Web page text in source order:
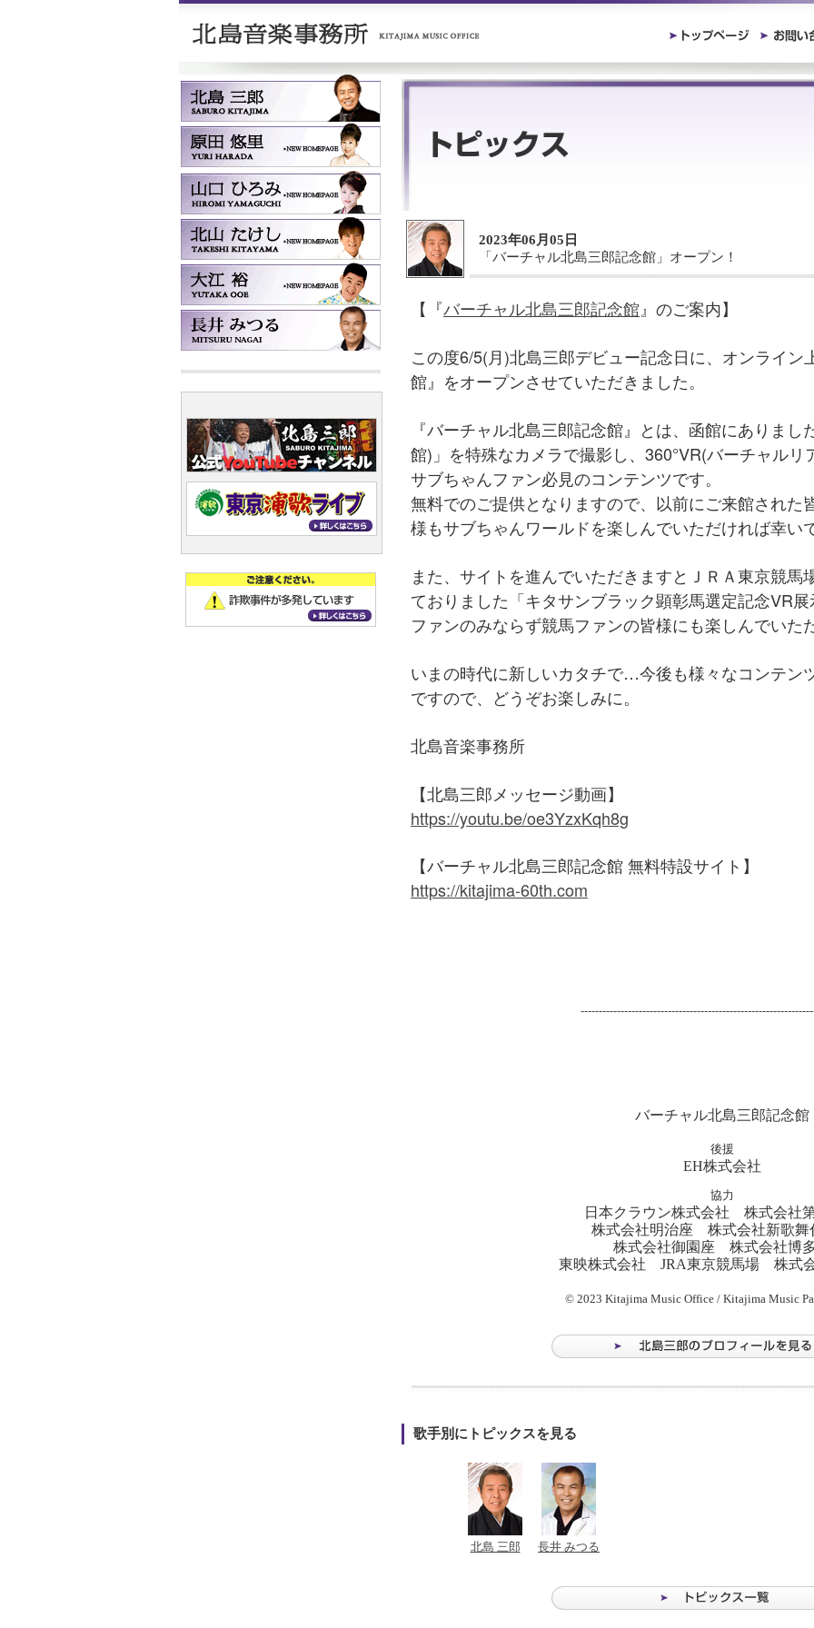
2023年06月05日
「バーチャル北島三郎記念館」オープン！
【『バーチャル北島三郎記念館』のご案内】
この度6/5(月)北島三郎デビュー記念日に、オンライン
館』をオープンさせていただきました。
『バーチャル北島三郎記念館』とは、函館にありま
館)」を特殊なカメラで撮影し、360°VR(バーチャルリ
サブちゃんファン必見のコンテンツです。
無料でのご提供となりますので、以前にご来館された
様もサブちゃんワールドを楽しんでいただければ幸いで
また、サイトを進んでいただきますとＪＲＡ東京競馬
ておりました「キタサンブラック顕彰馬選定記念VR
ファンのみならず競馬ファンの皆様にも楽しんでいた
いまの時代に新しいカタチで…今後も様々なコンテン
ですので、どうぞお楽しみに。
北島音楽事務所
【北島三郎メッセージ動画】
https://youtu.be/oe3YzxKqh8g
【バーチャル北島三郎記念館 無料特設サイト】
https://kitajima-60th.com
-----------------------------------------------------
バーチャル北島三郎記念館
後援
EH株式会社
協力
日本クラウン株式会社
株式会社
株式会社明治座
株式会社新歌舞
株式会社御園座
株式会社博
東映株式会社
JRA東京競馬場 株式
© 2023 Kitajima Music Office / Kitajima Music
歌手別にトピックスを見る
北島 三郎 長井 みつる